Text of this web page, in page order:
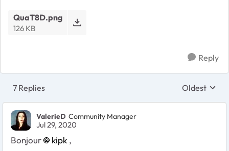
QuaT8D.png
126 KB
Reply
7 Replies Replies
Oldest
ValerieD Community Manager
Jul 29, 2020
Bonjour kipk ,